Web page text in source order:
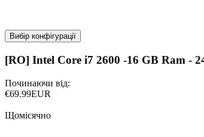
Вибір конфігурації
[RO] Intel Core i7 2600 -16 GB Ram -
Починаючи від:
€69.99EUR
Щомісячно